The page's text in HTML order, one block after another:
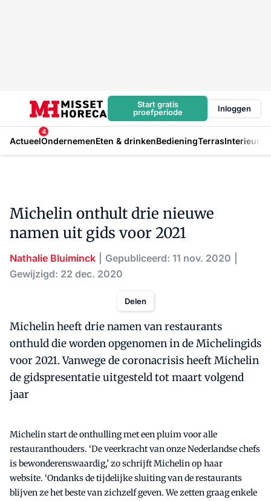
Start gratis
proefperiode
Inloggen
Actueel
4
OndernemenEten & drinkenBedieningTerrasInterieur
Michelin onthult drie nieuwe
namen uit gids voor 2021
Nathalie Bluiminck
Gepubliceerd: 11 nov. 2020
Gewijzigd: 22 dec. 2020
Delen
Michelin heeft drie namen van restaurants
onthuld die worden opgenomen in de Michelingids
voor 2021. Vanwege de coronacrisis heeft Michelin
de gidspresentatie uitgesteld tot maart volgend
jaar
Michelin start de onthulling met een pluim voor alle
restauranthouders. ‘De veerkracht van onze Nederlandse chefs
is bewonderenswaardig,’ zo schrijft Michelin op haar
website. ‘Ondanks de tijdelijke sluiting van de restaurants
blijven ze het beste van zichzelf geven. We zetten graag enkele